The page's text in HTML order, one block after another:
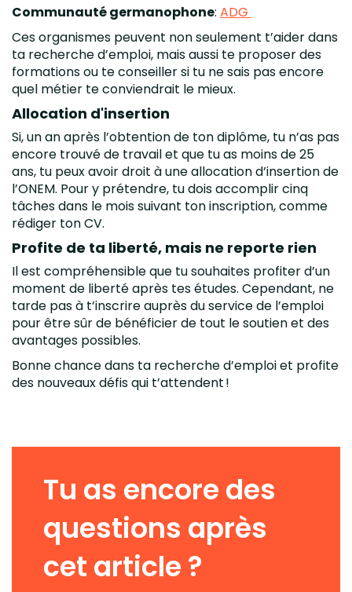
Communauté germanophone: ADG
Ces organismes peuvent non seulement t’aider dans
ta recherche d’emploi, mais aussi te proposer des
formations ou te conseiller si tu ne sais pas encore
quel métier te conviendrait le mieux.
Allocation d'insertion
Si, un an après l’obtention de ton diplôme, tu n’as pas
encore trouvé de travail et que tu as moins de 25
ans, tu peux avoir droit à une allocation d’insertion de
l’ONEM. Pour y prétendre, tu dois accomplir cinq
tâches dans le mois suivant ton inscription, comme
rédiger ton CV.
Profite de ta liberté, mais ne reporte rien
Il est compréhensible que tu souhaites profiter d’un
moment de liberté après tes études. Cependant, ne
tarde pas à t’inscrire auprès du service de l’emploi
pour être sûr de bénéficier de tout le soutien et des
avantages possibles.
Bonne chance dans ta recherche d’emploi et profite
des nouveaux défis qui t’attendent !
Tu as encore des
questions après
cet article ?